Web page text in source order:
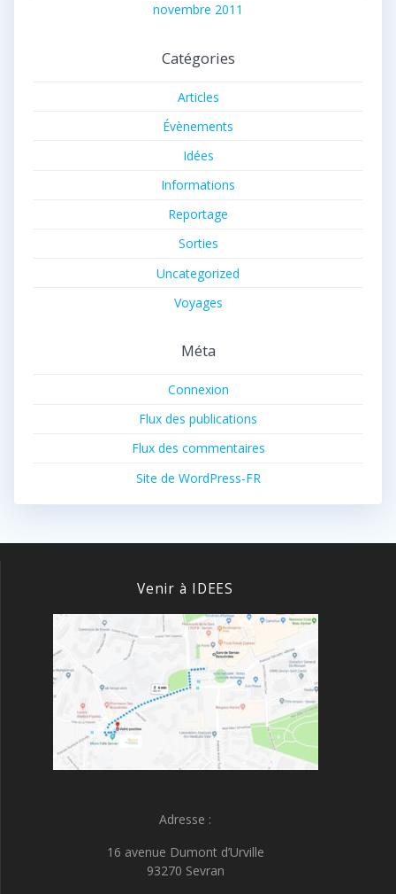
novembre 2011
Catégories
Articles
Évènements
Idées
Informations
Reportage
Sorties
Uncategorized
Voyages
Méta
Connexion
Flux des publications
Flux des commentaires
Site de WordPress-FR
Venir à IDEES
Adresse :
16 avenue Dumont d’Urville
93270 Sevran